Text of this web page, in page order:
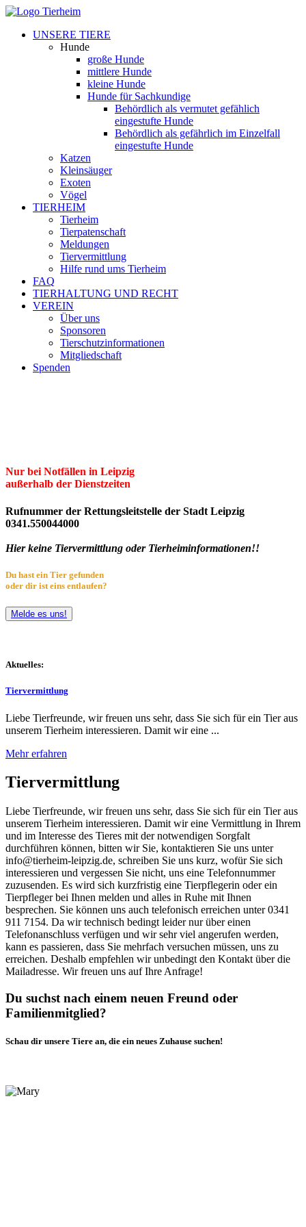
UNSERE TIERE
Hunde
große Hunde
mittlere Hunde
kleine Hunde
Hunde für Sachkundige
Behördlich als vermutet gefählich
eingestufte Hunde
Behördlich als gefährlich im Einzelfall
eingestufte Hunde
Katzen
Kleinsäuger
Exoten
Vögel
TIERHEIM
Tierheim
Tierpatenschaft
Meldungen
Tiervermittlung
Hilfe rund ums Tierheim
FAQ
TIERHALTUNG UND RECHT
VEREIN
Über uns
Sponsoren
Tierschutzinformationen
Mitgliedschaft
Spenden
Nur bei Notfällen in Leipzig
außerhalb der Dienstzeiten
Rufnummer der Rettungsleitstelle der Stadt Leipzig
0341.550044000
Hier keine Tiervermittlung oder Tierheiminformationen!!
Du hast ein Tier gefunden
oder dir ist eins entlaufen?
Melde es uns!
Aktuelles:
Tiervermittlung
Liebe Tierfreunde, wir freuen uns sehr, dass Sie sich für ein Tier aus
unserem Tierheim interessieren. Damit wir eine ...
Mehr erfahren
Tiervermittlung
Liebe Tierfreunde, wir freuen uns sehr, dass Sie sich für ein Tier aus
unserem Tierheim interessieren. Damit wir eine Vermittlung in Ihrem
und im Interesse des Tieres mit der notwendigen Sorgfalt
durchführen können, bitten wir Sie, kontaktieren Sie uns unter
info@tierheim-leipzig.de, schreiben Sie uns kurz, wofür Sie sich
interessieren und vergessen Sie nicht, uns eine Telefonnummer
zuzusenden. Es wird sich kurzfristig eine Tierpflegerin oder ein
Tierpfleger bei Ihnen melden und alles in Ruhe mit Ihnen
besprechen. Sie können uns auch telefonisch erreichen unter 0341
911 7154. Da wir technisch bedingt leider nur über einen
Telefonanschluss verfügen und wir sehr viel angerufen werden,
kann es passieren, dass Sie mehrfach versuchen müssen, uns zu
erreichen. Deshalb empfehlen wir unbedingt den Kontakt über die
Mailadresse. Wir freuen uns auf Ihre Anfrage!
Du suchst nach einem neuen Freund oder
Familienmitglied?
Schau dir unsere Tiere an, die ein neues Zuhause suchen!